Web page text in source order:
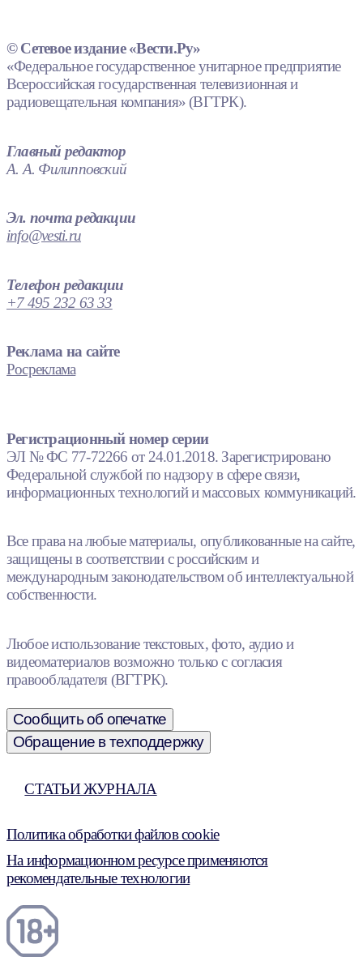
© Сетевое издание «Вести.Ру»
«Федеральное государственное унитарное предприятие
Всероссийская государственная телевизионная и
радиовещательная компания» (ВГТРК).
Главный редактор
А. А. Филипповский
Эл. почта редакции
info@vesti.ru
Телефон редакции
+7 495 232 63 33
Реклама на сайте
Росреклама
Регистрационный номер серии
ЭЛ № ФС 77-72266 от 24.01.2018. Зарегистрировано
Федеральной службой по надзору в сфере связи,
информационных технологий и массовых коммуникаций.
Все права на любые материалы, опубликованные на сайте,
защищены в соответствии с российским и
международным законодательством об интеллектуальной
собственности.
Любое использование текстовых, фото, аудио и
видеоматериалов возможно только с согласия
правообладателя (ВГТРК).
Сообщить об опечатке
Обращение в техподдержку
СТАТЬИ ЖУРНАЛА
Политика обработки файлов cookie
На информационном ресурсе применяются
рекомендательные технологии